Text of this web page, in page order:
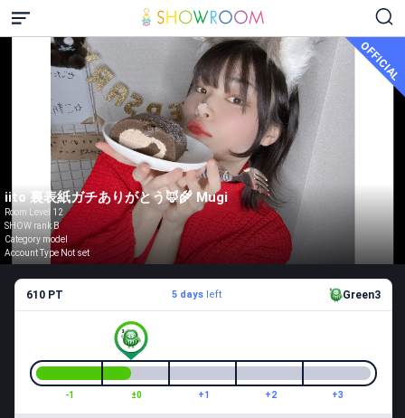
OFFICIAL
iito 裏表紙ガチありがとう🦊🌾 Mugi
Room Level 12
SHOW rank B
Category model
Account Type Not set
610 PT 5 daysleft Green3
-1 ±0 +1 +2 +3